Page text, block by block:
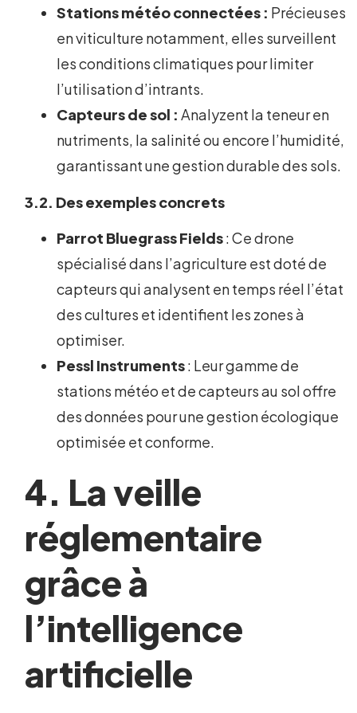
Stations météo connectées : Précieuses
en viticulture notamment, elles surveillent
les conditions climatiques pour limiter
l’utilisation d’intrants.
Capteurs de sol : Analyzent la teneur en
nutriments, la salinité ou encore l’humidité,
garantissant une gestion durable des sols.
3.2. Des exemples concrets
Parrot Bluegrass Fields: Ce drone
spécialisé dans l’agriculture est doté de
capteurs qui analysent en temps réel l’état
des cultures et identifient les zones à
optimiser.
Pessl Instruments: Leur gamme de
stations météo et de capteurs au sol offre
des données pour une gestion écologique
optimisée et conforme.
4. La veille
réglementaire
grâce à
l’intelligence
artificielle